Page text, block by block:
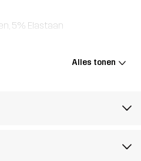
5% Elastaan
Alles tonen